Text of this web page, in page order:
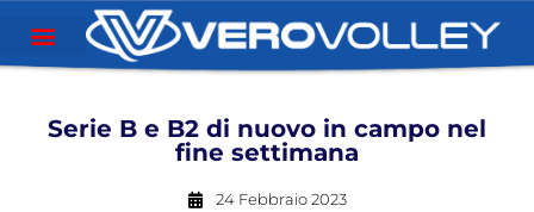
Serie B e B2 di nuovo in campo nel
fine settimana
24 Febbraio 2023